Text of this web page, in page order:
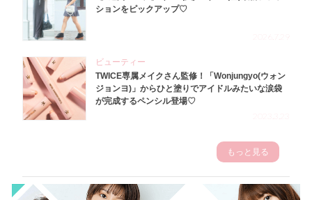
ションをピックアップ♡
ビューティー
TWICE専属メイクさん監修！「Wonjungyo(ウォン
ジョンヨ)」からひと塗りでアイドルみたいな涙袋
が完成するペンシル登場♡
もっと見る